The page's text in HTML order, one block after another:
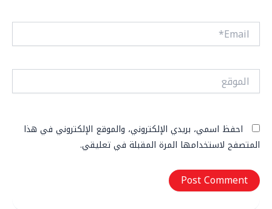
Email*
الموقع
احفظ اسمي، بريدي الإلكتروني، والموقع الإلكتروني في هذا
المتصفح لاستخدامها المرة المقبلة في تعليقي.